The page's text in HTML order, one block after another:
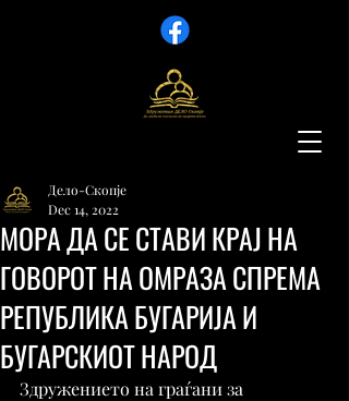
МОРА ДА СЕ СТАВИ КРАЈ НА
ГОВОРОТ НА ОМРАЗА СПРЕМА
РЕПУБЛИКА БУГАРИЈА И
БУГАРСКИОТ НАРОД
Дело-Скопје
Dec 14, 2022
Здружението на граѓани за